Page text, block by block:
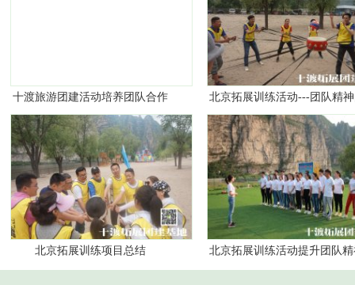
十渡旅游团建活动培养团队合作
精神
北京拓展训练活动---团队精
意义
北京拓展训练项目总结 北京拓展训练活动提升团队